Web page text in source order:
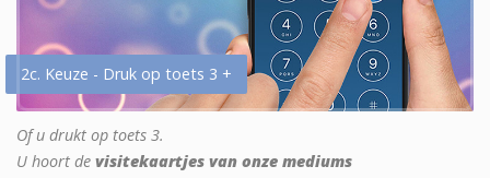
2c. Keuze - Druk op toets 3 +
Of u drukt op toets 3.
U hoort de visitekaartjes van onze mediums